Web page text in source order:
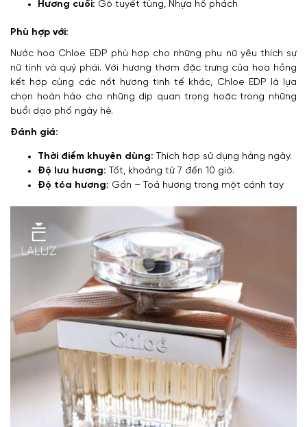
Hương cuối: Gỗ tuyết tùng, Nhựa hổ phách
Phù hợp với:
Nước hoa Chloe EDP phù hợp cho những phụ nữ yêu thích sự
nữ tính và quý phái. Với hương thơm đặc trưng của hoa hồng
kết hợp cùng các nốt hương tinh tế khác, Chloe EDP là lựa
chọn hoàn hảo cho những dịp quan trọng hoặc trong những
buổi dạo phố ngày hè.
Đánh giá:
Thời điểm khuyên dùng: Thích hợp sử dụng hằng ngày.
Độ lưu hương: Tốt, khoảng từ 7 đến 10 giờ.
Độ tỏa hương: Gần – Toả hương trong một cánh tay